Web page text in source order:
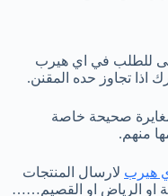
للطلب في اي هيرب
اذا تجاوز حده المقنن.
صحيحة خاصة
منهم.
هيرب لارسال المنتجات
او الرياض او القصيم……